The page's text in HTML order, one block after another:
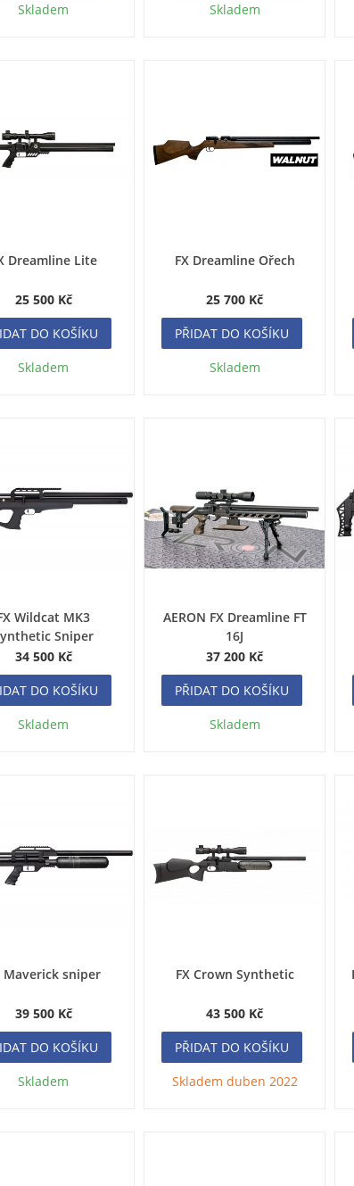
Skladem
Skladem
Dreamline Lite
25 500 Kč
DO KOŠÍKU
Skladem
FX Dreamline Ořech
25 700 Kč
PŘIDAT DO KOŠÍKU
Skladem
Wildcat MK3
Sniper
34 500 Kč
DO KOŠÍKU
Skladem
AERON FX Dreamline FT
16J
37 200 Kč
PŘIDAT DO KOŠÍKU
Skladem
Maverick sniper
39 500 Kč
DO KOŠÍKU
Skladem
FX Crown Synthetic
43 500 Kč
PŘIDAT DO KOŠÍKU
Skladem duben 2022